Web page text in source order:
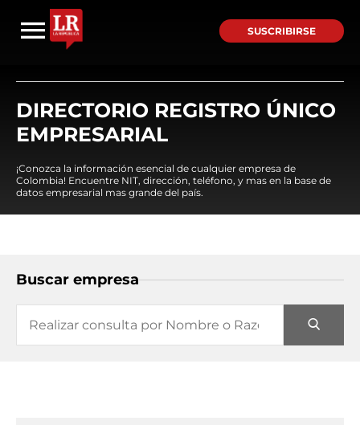
SUSCRIBIRSE
DIRECTORIO REGISTRO ÚNICO
EMPRESARIAL
¡Conozca la información esencial de cualquier empresa de
Colombia! Encuentre NIT, dirección, teléfono, y mas en la base de
datos empresarial mas grande del país.
Buscar empresa